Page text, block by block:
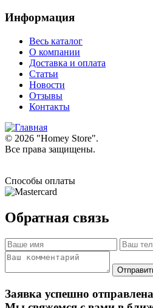
Информация
Весь каталог
О компании
Доставка и оплата
Статьи
Новости
Отзывы
Контакты
© 2026 "Homey Store".
Все права защищены.
Способы оплаты
Обратная связь
Заявка успешно